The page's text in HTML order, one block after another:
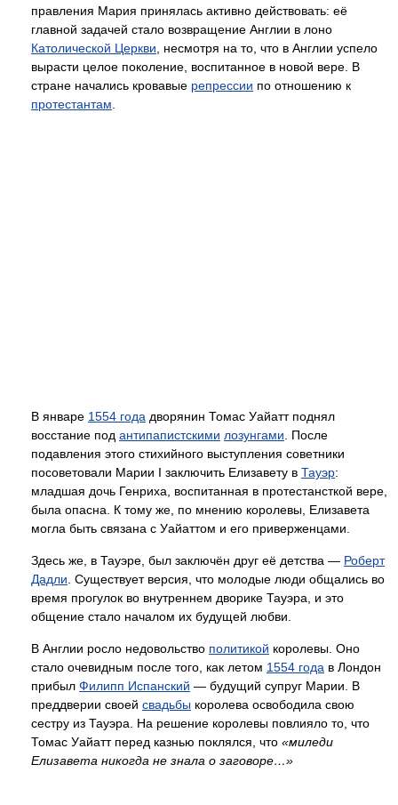
правления Мария принялась активно действовать: её
главной задачей стало возвращение Англии в лоно
Католической Церкви , несмотря на то, что в Англии успело
вырасти целое поколение, воспитанное в новой вере. В
стране начались кровавые репрессии по отношению к
протестантам
В январе 1554 года дворянин Томас Уайатт поднял
восстание под антипапистскими лозунгами . После
подавления этого стихийного выступления советники
посоветовали Марии I заключить Елизавету в Тауэр:
младшая дочь Генриха, воспитанная в протестансткой вере,
была опасна. К тому же, по мнению королевы, Елизавета
могла быть связана с Уайаттом и его приверженцами.
Здесь же, в Тауэре, был заключён друг её детства — Роберт
Дадли . Существует версия, что молодые люди общались во
время прогулок во внутреннем дворике Тауэра, и это
общение стало началом их будущей любви.
В Англии росло недовольство политикой королевы. Оно
стало очевидным после того, как летом 1554 года в Лондон
прибыл Филипп Испанский — будущий супруг Марии. В
преддверии своей свадьбы королева освободила свою
сестру из Тауэра. На решение королевы повлияло то, что
Томас Уайатт перед казнью поклялся, что «миледи
Елизавета никогда не знала о заговоре…»